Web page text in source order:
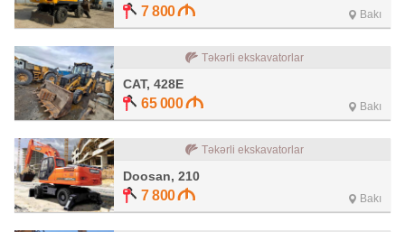
7 800 Bakı
Təkərli ekskavatorlar
CAT, 428E
65 000 Bakı
Təkərli ekskavatorlar
Doosan, 210
7 800 Bakı